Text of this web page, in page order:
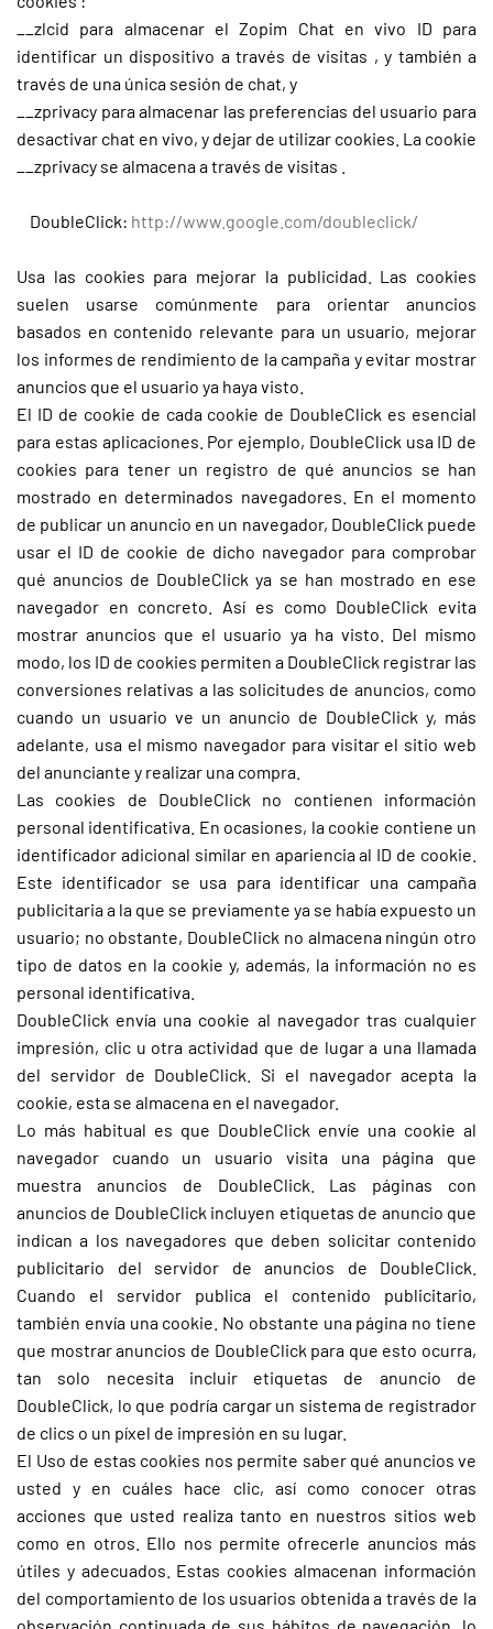
__zlcid para almacenar el Zopim Chat en vivo ID para
identificar un dispositivo a través de visitas , y también a
través de una única sesión de chat, y
__zprivacy para almacenar las preferencias del usuario para
desactivar chat en vivo, y dejar de utilizar cookies. La cookie
__zprivacy se almacena a través de visitas .
DoubleClick: http://www.google.com/doubleclick/
Usa las cookies para mejorar la publicidad. Las cookies
suelen usarse comúnmente para orientar anuncios
basados en contenido relevante para un usuario, mejorar
los informes de rendimiento de la campaña y evitar mostrar
anuncios que el usuario ya haya visto.
El ID de cookie de cada cookie de DoubleClick es esencial
para estas aplicaciones. Por ejemplo, DoubleClick usa ID de
cookies para tener un registro de qué anuncios se han
mostrado en determinados navegadores. En el momento
de publicar un anuncio en un navegador, DoubleClick puede
usar el ID de cookie de dicho navegador para comprobar
qué anuncios de DoubleClick ya se han mostrado en ese
navegador en concreto. Así es como DoubleClick evita
mostrar anuncios que el usuario ya ha visto. Del mismo
modo, los ID de cookies permiten a DoubleClick registrar las
conversiones relativas a las solicitudes de anuncios, como
cuando un usuario ve un anuncio de DoubleClick y, más
adelante, usa el mismo navegador para visitar el sitio web
del anunciante y realizar una compra.
Las cookies de DoubleClick no contienen información
personal identificativa. En ocasiones, la cookie contiene un
identificador adicional similar en apariencia al ID de cookie.
Este identificador se usa para identificar una campaña
publicitaria a la que se previamente ya se había expuesto un
usuario; no obstante, DoubleClick no almacena ningún otro
tipo de datos en la cookie y, además, la información no es
personal identificativa.
DoubleClick envía una cookie al navegador tras cualquier
impresión, clic u otra actividad que de lugar a una llamada
del servidor de DoubleClick. Si el navegador acepta la
cookie, esta se almacena en el navegador.
Lo más habitual es que DoubleClick envíe una cookie al
navegador cuando un usuario visita una página que
muestra anuncios de DoubleClick. Las páginas con
anuncios de DoubleClick incluyen etiquetas de anuncio que
indican a los navegadores que deben solicitar contenido
publicitario del servidor de anuncios de DoubleClick.
Cuando el servidor publica el contenido publicitario,
también envía una cookie. No obstante una página no tiene
que mostrar anuncios de DoubleClick para que esto ocurra,
tan solo necesita incluir etiquetas de anuncio de
DoubleClick, lo que podría cargar un sistema de registrador
de clics o un píxel de impresión en su lugar.
El Uso de estas cookies nos permite saber qué anuncios ve
usted y en cuáles hace clic, así como conocer otras
acciones que usted realiza tanto en nuestros sitios web
como en otros. Ello nos permite ofrecerle anuncios más
útiles y adecuados. Estas cookies almacenan información
del comportamiento de los usuarios obtenida a través de la